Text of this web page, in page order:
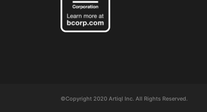
©Copyright 2020 Artiql Inc. All Rights Reserved.